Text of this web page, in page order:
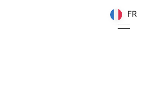
FR
FR